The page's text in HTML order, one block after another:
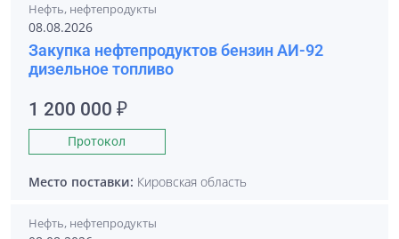
Нефть, нефтепродукты
08.08.2026
Закупка нефтепродуктов бензин АИ-92
дизельное топливо
1 200 000 ₽
Протокол
Место поставки: Кировская область
Нефть, нефтепродукты